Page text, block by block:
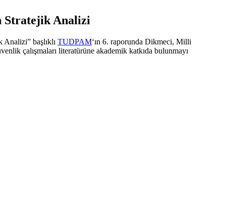
Stratejik Analizi
başlıklı TUDPAM‘ın 6. raporunda Dikmeci, Milli
çalışmaları literatürüne akademik katkıda bulunmayı